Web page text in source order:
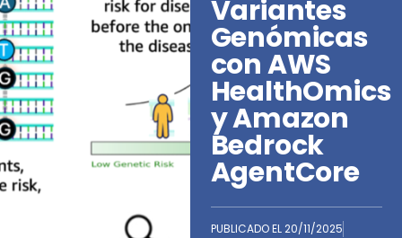
Variantes
Genómicas
con AWS
HealthOmics
y Amazon
Bedrock
AgentCore
PUBLICADO EL20/11/2025